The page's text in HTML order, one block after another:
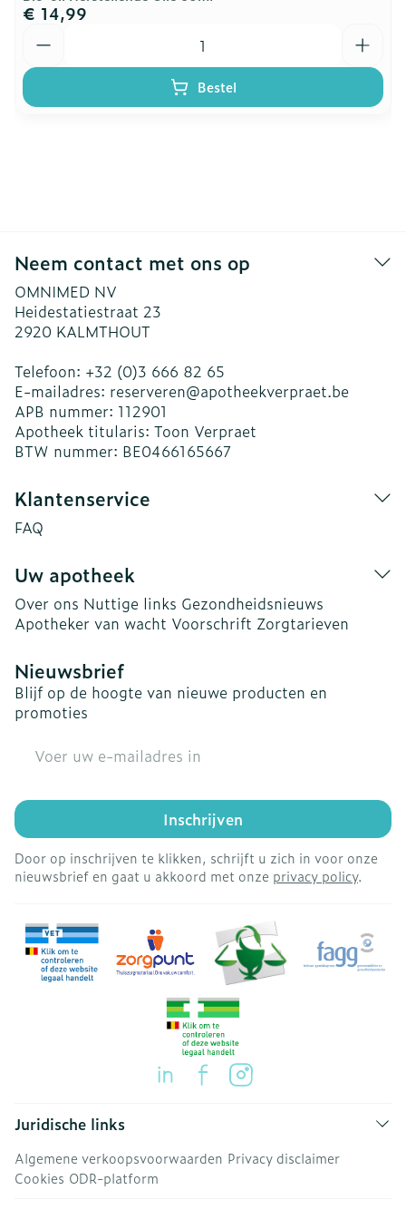
€ 14,99
Bestel
Neem contact met ons op
OMNIMED NV
Heidestatiestraat 23
2920 KALMTHOUT
Telefoon: +32 (0)3 666 82 65
E-mailadres: reserveren@apotheekverpraet.be
APB nummer: 112901
Apotheek titularis: Toon Verpraet
BTW nummer: BE0466165667
Klantenservice
FAQ
Uw apotheek
Over ons Nuttige links Gezondheidsnieuws
Apotheker van wacht Voorschrift Zorgtarieven
Nieuwsbrief
Blijf op de hoogte van nieuwe producten en
promoties
Inschrijven
Door op inschrijven te klikken, schrijft u zich in voor onze
nieuwsbrief en gaat u akkoord met onze privacy policy.
Juridische links
Algemene verkoopsvoorwaarden Privacy disclaimer
Cookies ODR-platform